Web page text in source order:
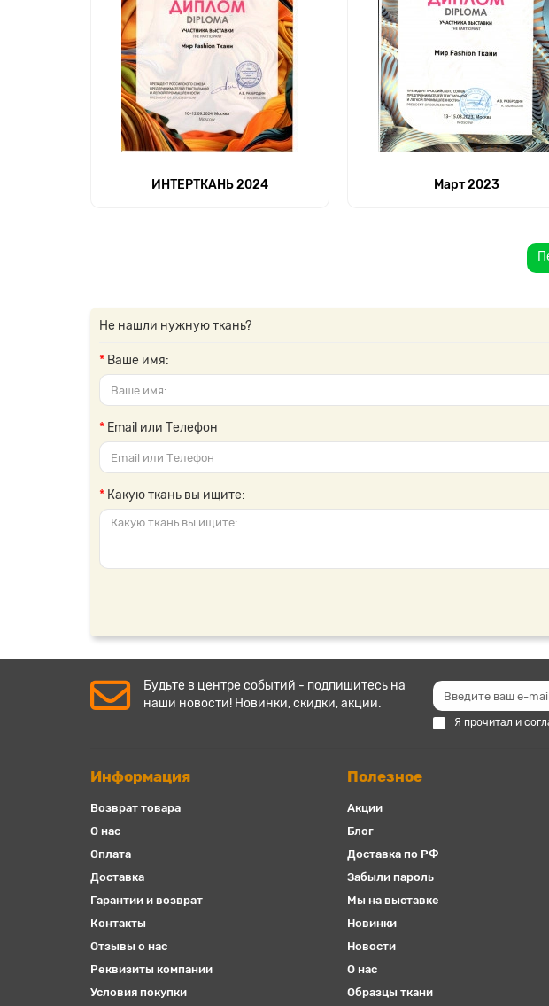
ИНТЕРТКАНЬ 2024 Март 2023
Не нашли нужную ткань?
Ваше имя:
Email или Телефон
Какую ткань вы ищите:
Будьте в центре событий - подпишитесь на
наши новости! Новинки, скидки, акции.
Я прочитал и
Информация
Возврат товара
О нас
Оплата
Доставка
Гарантии и возврат
Контакты
Отзывы о нас
Реквизиты компании
Условия покупки
Полезное
Акции
Блог
Доставка по РФ
Забыли пароль
Мы на выставке
Новинки
Новости
О нас
Образцы ткани